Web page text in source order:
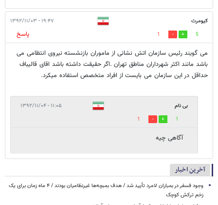
کیومرث ۱۹:۴۷ - ۱۳۹۲/۱۱/۰۳
5
1
پاسخ
می گویند رئیس سازمان اتش نشانی از ماموران بازنشسته نیروی انتظامی می
باشد مانند اکثر شهرداران مناطق تهران .اگر حقیقت داشته باشد اقای قالیباف
حداقل در این سازمان می بایست از افراد متخصص استفاده میکرد.
بی نام ۱۱:۰۵ - ۱۳۹۲/۱۱/۰۴
1
1
آگاهی چیه
آخرین اخبار
وجود فسفر در بمباران لامرد تأیید شد / هدف بمبچه‌ها غیرنظامیان بودند / ۴ ماه زمان برای یک
زخم ترکش کوچک